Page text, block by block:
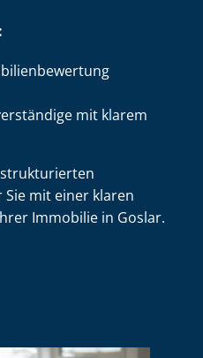
mit klarem
mit einer klaren
Immobilie in Goslar.